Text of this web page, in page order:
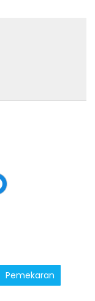
Pemekaran